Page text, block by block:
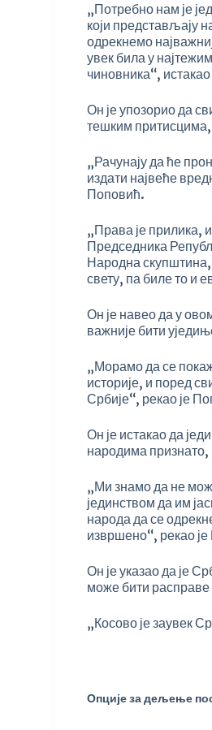
„Потребно нам је
који представљају
одрекнемо
увек била у
чиновника“,
Он је упозорио да
тешким притисцима,
„Рачунају да ће
издати највеће
Поповић.
„Права је прилика,
Председника
Народна скупштина,
свету, па биле то и
Он је навео да у
важније бити
„Морамо да се
историје, и поред
Србије“, рекао је
Он је истакао да
народима признато,
„Ми знамо да не
јединством да им
народа да се
извршено“, рекао
Он је указао да је
може бити расправе
„Косово је заувек
Опције за дељење